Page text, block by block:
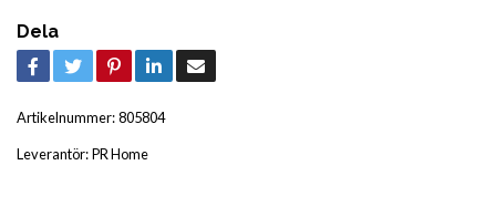
Dela
Artikelnummer:805804
Leverantör:PR Home